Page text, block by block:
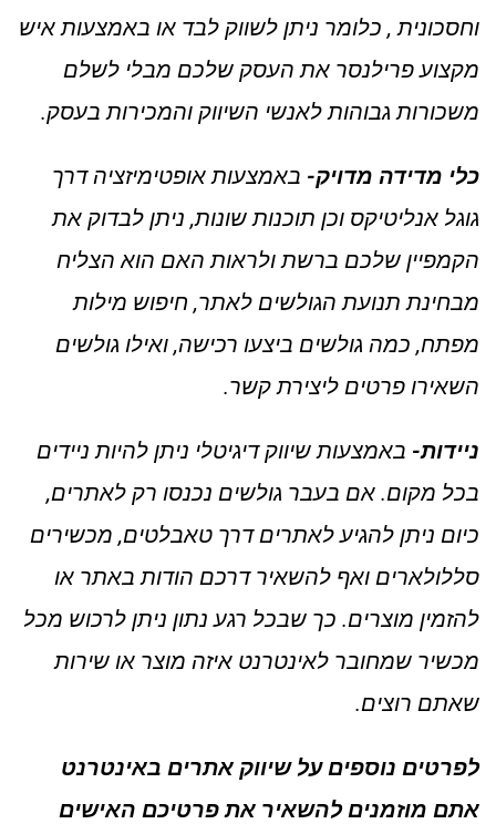
וחסכונית , כלומר ניתן לשווק לבד או באמצעות איש
מקצוע פרילנסר את העסק שלכם מבלי לשלם
משכורות גבוהות לאנשי השיווק והמכירות בעסק.
כלי מדידה מדויק- באמצעות אופטימיזציה דרך
גוגל אנליטיקס וכן תוכנות שונות, ניתן לבדוק את
הקמפיין שלכם ברשת ולראות האם הוא הצליח
מבחינת תנועת הגולשים לאתר, חיפוש מילות
מפתח, כמה גולשים ביצעו רכישה, ואילו גולשים
השאירו פרטים ליצירת קשר.
ניידות- באמצעות שיווק דיגיטלי ניתן להיות ניידים
בכל מקום. אם בעבר גולשים נכנסו רק לאתרים,
כיום ניתן להגיע לאתרים דרך טאבלטים, מכשירים
סללולארים ואף להשאיר דרכם הודות באתר או
להזמין מוצרים. כך שבכל רגע נתון ניתן לרכוש מכל
מכשיר שמחובר לאינטרנט איזה מוצר או שירות
שאתם רוצים.
לפרטים נוספים על שיווק אתרים באינטרנט
אתם מוזמנים להשאיר את פרטיכם האישים